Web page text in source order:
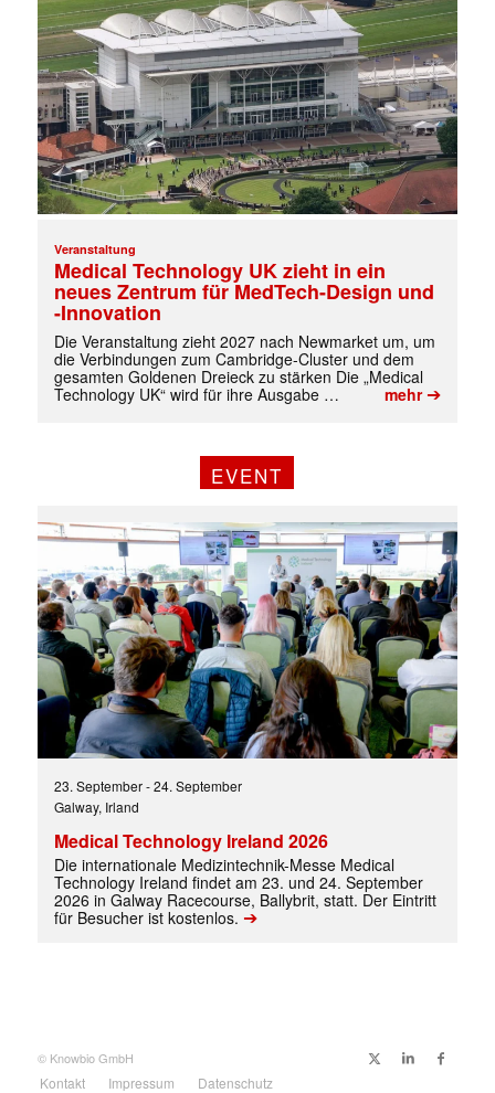
✕
Veranstaltung
Medical Technology UK zieht in ein
neues Zentrum für MedTech-Design und
-Innovation
Die Veranstaltung zieht 2027 nach Newmarket um, um
die Verbindungen zum Cambridge-Cluster und dem
gesamten Goldenen Dreieck zu stärken Die „Medical
Technology UK“ wird für ihre Ausgabe …
mehr➔
EVENT
23. September-24. September
Galway, Irland
Medical Technology Ireland 2026
Die internationale Medizintechnik-Messe Medical
Technology Ireland findet am 23. und 24. September
2026 in Galway Racecourse, Ballybrit, statt. Der Eintritt
für Besucher ist kostenlos. ➔
© Knowbio GmbH
Kontakt Impressum Datenschutz